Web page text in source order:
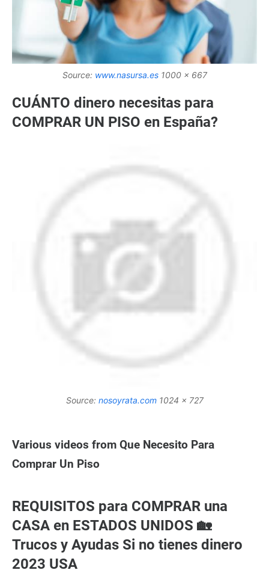
Source: www.nasursa.es1000 x 667
CUÁNTO dinero necesitas para
COMPRAR UN PISO en España?
Source: nosoyrata.com1024 x 727
Various videos from Que Necesito Para
Comprar Un Piso
REQUISITOS para COMPRAR una
CASA en ESTADOS UNIDOS 🏡
Trucos y Ayudas Si no tienes dinero
2023 USA